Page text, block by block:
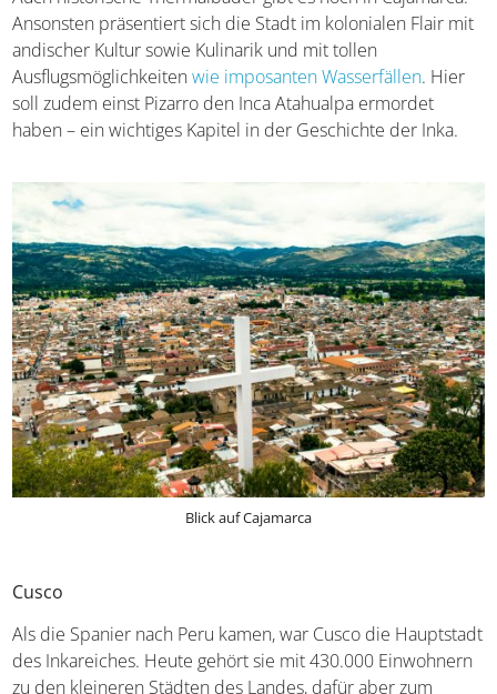
Doch Höhlen mit Petroglyphen zeugen von einer noch
längeren Geschichte in der Region. Auch historische
Thermalbäder gibt es noch in Cajamarca. Ansonsten
präsentiert sich die Stadt im kolonialen Flair mit
andischer Kultur sowie Kulinarik und mit tollen
soll zudem einst Pizarro den Inca Atahualpa ermordet
haben – ein wichtiges Kapitel in der Geschichte der Inka.
Cusco